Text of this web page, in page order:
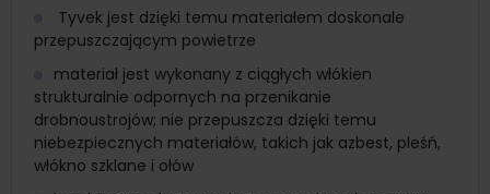
Tyvek jest dzięki temu materiałem doskonale
przepuszczającym powietrze
materiał jest wykonany z ciągłych włókien
strukturalnie odpornych na przenikanie
drobnoustrojów; nie przepuszcza dzięki temu
niebezpiecznych materiałów, takich jak azbest, pleśń,
włókno szklane i ołów